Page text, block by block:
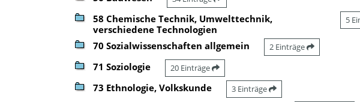
58 Chemische Technik, Umwelttechnik,
verschiedene Technologien
5
70 Sozialwissenschaften allgemein 2 Einträge
71 Soziologie 20 Einträge
73 Ethnologie, Volkskunde 3 Einträge